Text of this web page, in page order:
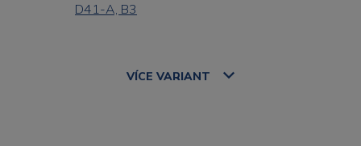
D41-A, B3
VÍCE VARIANT